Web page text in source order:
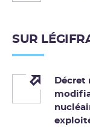
SUR
Décret